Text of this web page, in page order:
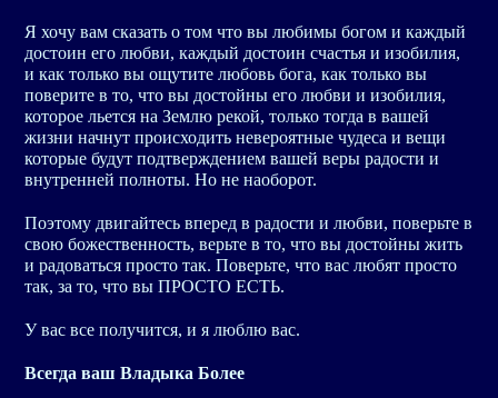
Я хочу вам сказать о том что вы любимы богом и каждый
достоин его любви, каждый достоин счастья и изобилия,
и как только вы ощутите любовь бога, как только вы
поверите в то, что вы достойны его любви и изобилия,
которое льется на Землю рекой, только тогда в вашей
жизни начнут происходить невероятные чудеса и вещи
которые будут подтверждением вашей веры радости и
внутренней полноты. Но не наоборот.
Поэтому двигайтесь вперед в радости и любви, поверьте в
свою божественность, верьте в то, что вы достойны жить
и радоваться просто так. Поверьте, что вас любят просто
так, за то, что вы ПРОСТО ЕСТЬ.
У вас все получится, и я люблю вас.
Всегда ваш Владыка Более